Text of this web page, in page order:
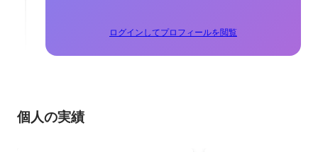
ログインしてプロフィールを閲覧
個人の実績